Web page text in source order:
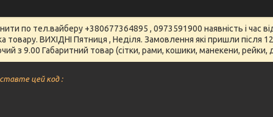
по тел.вайберу +380677364895 , 0973591900 наявність і час
товару. ВИХІДНІ Пятниця , Неділя. Замовлення які пришли
з 9.00 Габаритний товар (сітки, рами, кошики, манекени,
цей код :